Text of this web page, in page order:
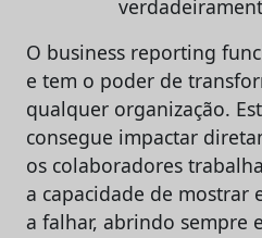
O business reporting
e tem o poder de
qualquer organização.
consegue impactar
os colaboradores
a capacidade de mostrar
a falhar, abrindo sempre